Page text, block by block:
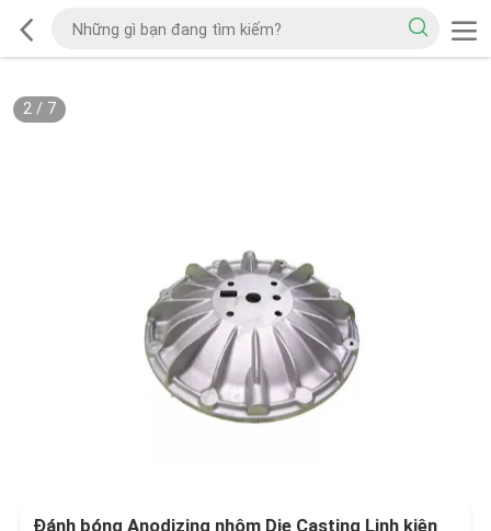
2/ 7
Đánh bóng Anodizing nhôm Die Casting Linh kiện